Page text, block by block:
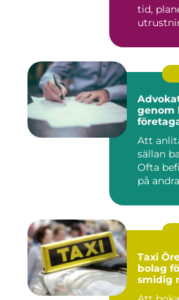
tid,
Advokat
genom
Att
sällan
Ofta
på
Taxi Örebro så
bolag
smidig